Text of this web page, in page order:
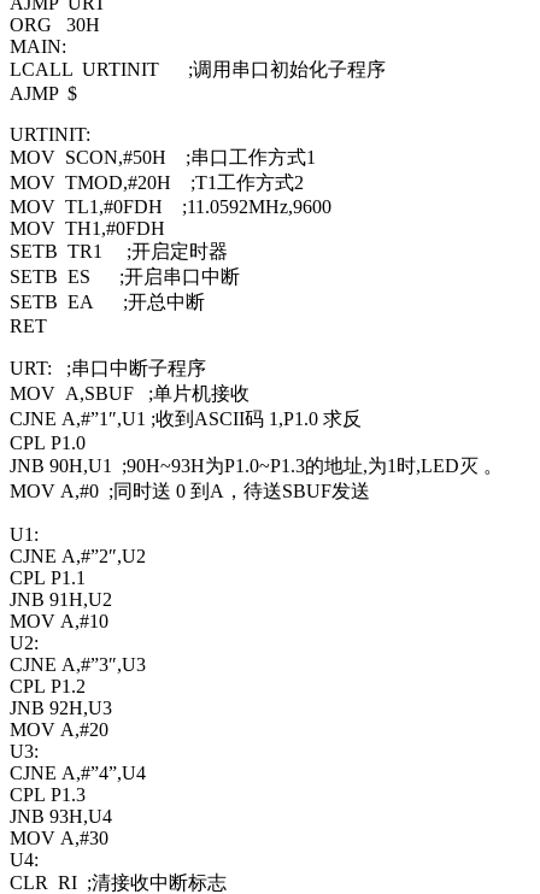
ORG 30H
MAIN:
LCALL URTINIT ;调用串口初始化子程序
AJMP $
URTINIT:
MOV SCON,#50H ;串口工作方式1
MOV TMOD,#20H ;T1工作方式2
MOV TL1,#0FDH ;11.0592MHz,9600
MOV TH1,#0FDH
SETB TR1 ;开启定时器
SETB ES ;开启串口中断
SETB EA ;开总中断
RET
URT: ;串口中断子程序
MOV A,SBUF ;单片机接收
CJNE A,#”1″,U1 ;收到ASCII码 1,P1.0 求反
CPL P1.0
JNB 90H,U1 ;90H~93H为P1.0~P1.3的地址,为1时,LED灭 。
MOV A,#0 ;同时送 0 到A，待送SBUF发送
U1:
CJNE A,#”2″,U2
CPL P1.1
JNB 91H,U2
MOV A,#10
U2:
CJNE A,#”3″,U3
CPL P1.2
JNB 92H,U3
MOV A,#20
U3:
CJNE A,#”4”,U4
CPL P1.3
JNB 93H,U4
MOV A,#30
U4:
CLR RI ;清接收中断标志